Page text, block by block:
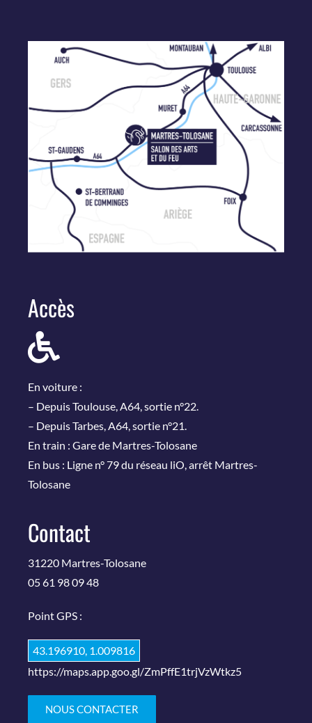
Accès
En voiture :
– Depuis Toulouse, A64, sortie n°22.
– Depuis Tarbes, A64, sortie n°21.
En train : Gare de Martres-Tolosane
En bus : Ligne n° 79 du réseau liO, arrêt Martres-
Tolosane
Contact
31220 Martres-Tolosane
05 61 98 09 48
Point GPS :
43.196910, 1.009816
https://maps.app.goo.gl/ZmPffE1trjVzWtkz5
NOUS CONTACTER